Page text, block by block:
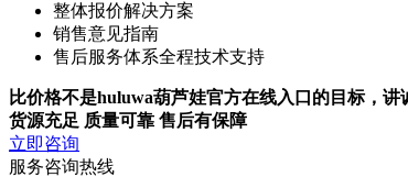
整体报价解决方案
销售意见指南
售后服务体系全程技术支持
比价格不是huluwa葫芦娃官方在线入口的目标，
货源充足 质量可靠 售后有保障
立即咨询
服务咨询热线